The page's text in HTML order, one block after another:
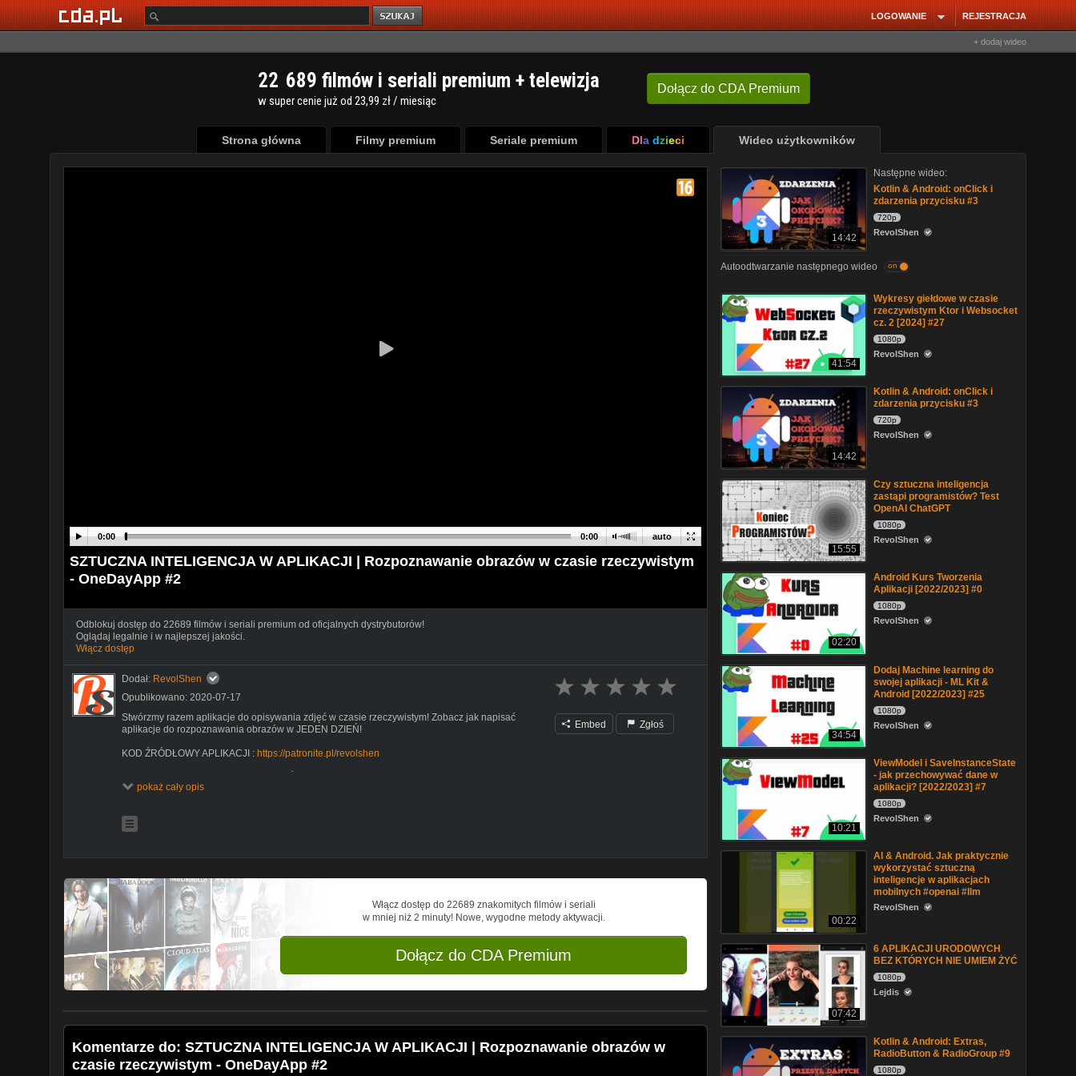
REJESTRACJA
LOGOWANIE
+ dodaj wideo
Dołącz do CDA Premium
22 689 filmów i seriali premium + telewizja
w super cenie już od 23,99 zł / miesiąc
Strona główna Filmy premium Seriale premium Dla dzieci Wideo użytkowników
auto
0:00 0:00
SZTUCZNA INTELIGENCJA W APLIKACJI | Rozpoznawanie obrazów w czasie rzeczywistym
- OneDayApp #2
Odblokuj dostęp do 22689 filmów i seriali premium od oficjalnych dystrybutorów!
Oglądaj legalnie i w najlepszej jakości.
Włącz dostęp
Dodał: RevolShen
Opublikowano: 2020-07-17
Stwórzmy razem aplikacje do opisywania zdjęć w czasie rzeczywistym! Zobacz jak napisać
aplikacje do rozpoznawania obrazów w JEDEN DZIEŃ!
KOD ŹRÓDŁOWY APLIKACJI : https://patronite.pl/revolshen
Jeżeli masz jakieś PYTANIE, dołącz do Kotliners!
[Programowanie aplikacji mobilnych]
Tworzenie aplikacji mobilnych na system Android w języku Kotlin! Pierwszy taki całkowicie
darmowy kurs na Polski YouTube. Jeśli masz w głowie niesamowity pomysł na aplikacje, ale
brakuje ci warsztatu aby ją stworzyć, przybyło wybawienie!
pokaż cały opis
Embed Zgłoś
Włącz dostęp do 22689 znakomitych filmów i seriali
w mniej niż 2 minuty! Nowe, wygodne metody aktywacji.
Dołącz do CDA Premium
Komentarze do: SZTUCZNA INTELIGENCJA W APLIKACJI | Rozpoznawanie obrazów w
czasie rzeczywistym - OneDayApp #2
14:42
Następne wideo:
Kotlin & Android: onClick i
zdarzenia przycisku #3
720p
RevolShen
Autoodtwarzanie następnego wideo on
41:54
Wykresy giełdowe w czasie
rzeczywistym Ktor i Websocket
cz. 2 [2024] #27
1080p
RevolShen
14:42
Kotlin & Android: onClick i
zdarzenia przycisku #3
720p
RevolShen
15:55
Czy sztuczna inteligencja
zastąpi programistów? Test
OpenAI ChatGPT
1080p
RevolShen
02:20
Android Kurs Tworzenia
Aplikacji [2022/2023] #0
1080p
RevolShen
34:54
Dodaj Machine learning do
swojej aplikacji - ML Kit &
Android [2022/2023] #25
1080p
RevolShen
10:21
ViewModel i SaveInstanceState
- jak przechowywać dane w
aplikacji? [2022/2023] #7
1080p
RevolShen
00:22
AI & Android. Jak praktycznie
wykorzystać sztuczną
inteligencje w aplikacjach
mobilnych #openai #llm
RevolShen
07:42
6 APLIKACJI URODOWYCH
BEZ KTÓRYCH NIE UMIEM ŻYĆ
1080p
Lejdis
Kotlin & Android: Extras,
RadioButton & RadioGroup #9
1080p